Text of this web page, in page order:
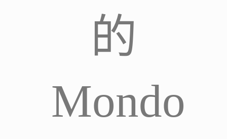
的
Mondo